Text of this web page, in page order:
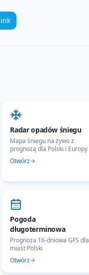
Radar opadów śniegu
Mapa śniegu na żywo z
prognozą dla Polski i Europy
Otwórz
Pogoda
długoterminowa
Prognoza 16-dniowa GFS dla
miast Polski
Otwórz